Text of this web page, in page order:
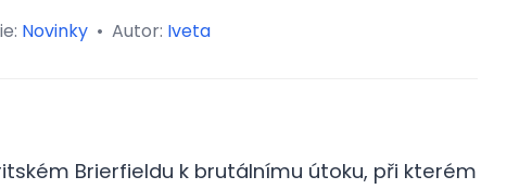
Novinky • Autor: Iveta
Brierfieldu k brutálnímu útoku, při kterém